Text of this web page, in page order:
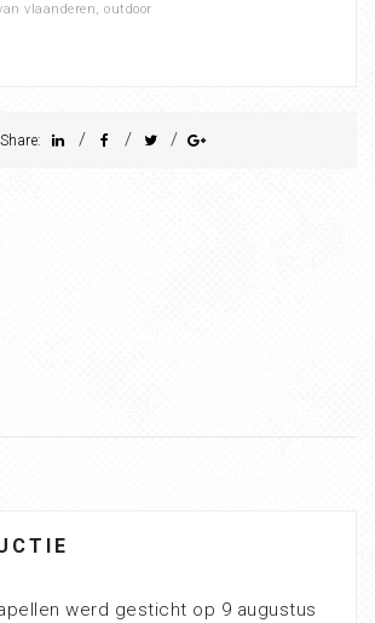
vlaanderen, outdoor
Share: / / /
werd gesticht op 9 augustus